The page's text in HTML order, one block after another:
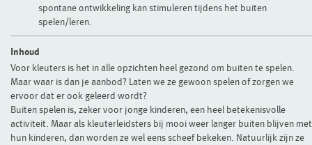
spontane ontwikkeling kan stimuleren tijdens het buiten
spelen/leren.
Inhoud
Voor kleuters is het in alle opzichten heel gezond om buiten te spelen.
Maar waar is dan je aanbod? Laten we ze gewoon spelen of zorgen we
ervoor dat er ook geleerd wordt?
Buiten spelen is, zeker voor jonge kinderen, een heel betekenisvolle
activiteit. Maar als kleuterleidsters bij mooi weer langer buiten blijven met
hun kinderen, dan worden ze wel eens scheef bekeken. Natuurlijk zijn ze